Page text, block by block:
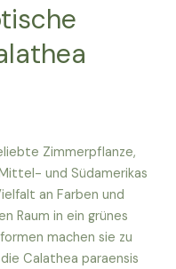
Zimmerpflanze,
und Südamerikas
an Farben und
Raum in ein grünes
machen sie zu
Calathea paraensis